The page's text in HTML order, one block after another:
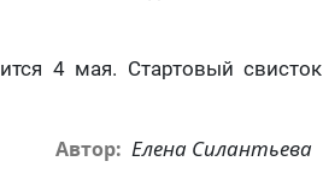
4 мая. Стартовый свисток
Автор: Елена Силантьева